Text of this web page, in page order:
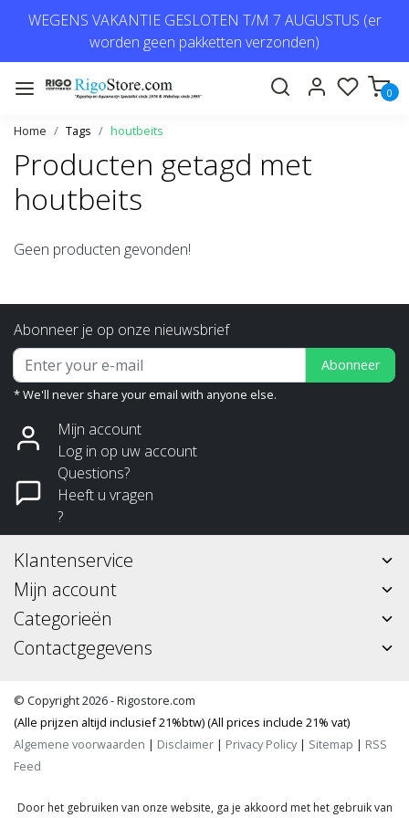
WEGENS VAKANTIE GESLOTEN T/M 7 AUGUSTUS (er
worden geen pakketten verzonden)
0
Home Tags houtbeits
Producten getagd met
houtbeits
Geen producten gevonden!
Abonneer je op onze nieuwsbrief
Abonneer
* We'll never share your email with anyone else.
Mijn account
Log in op uw account
Questions?
Heeft u vragen
?
Klantenservice
Mijn account
Categorieën
Contactgegevens
© Copyright 2026 - Rigostore.com
(Alle prijzen altijd inclusief 21%btw) (All prices include 21% vat)
Algemene voorwaarden | Disclaimer | Privacy Policy| Sitemap | RSS
Feed
Door het gebruiken van onze website, ga je akkoord met het gebruik van